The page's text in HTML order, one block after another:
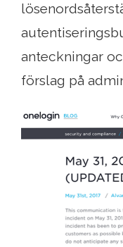
anteckningar
förslag på